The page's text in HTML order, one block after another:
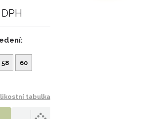
58 60
tabulka